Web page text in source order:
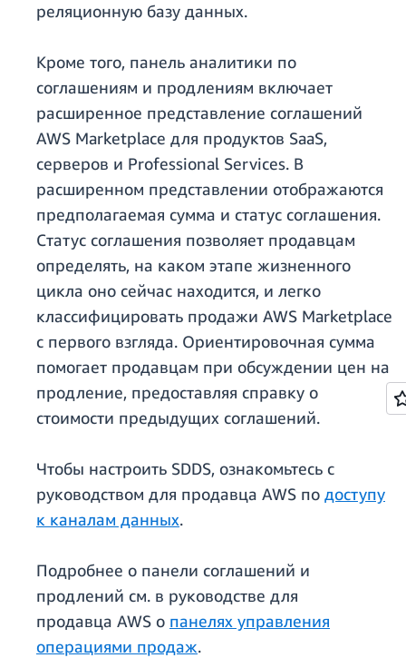
реляционную базу данных.
Кроме того, панель аналитики по
соглашениям и продлениям включает
расширенное представление соглашений
AWS Marketplace для продуктов SaaS,
серверов и Professional Services. В
расширенном представлении отображаются
предполагаемая сумма и статус соглашения.
Статус соглашения позволяет продавцам
определять, на каком этапе жизненного
цикла оно сейчас находится, и легко
классифицировать продажи AWS Marketplace
с первого взгляда. Ориентировочная сумма
помогает продавцам при обсуждении цен на
продление, предоставляя справку о
стоимости предыдущих соглашений.
Чтобы настроить SDDS, ознакомьтесь с
руководством для продавца AWS по доступу
к каналам данных.
Подробнее о панели соглашений и
продлений см. в руководстве для
продавца AWS о панелях управления
операциями продаж.